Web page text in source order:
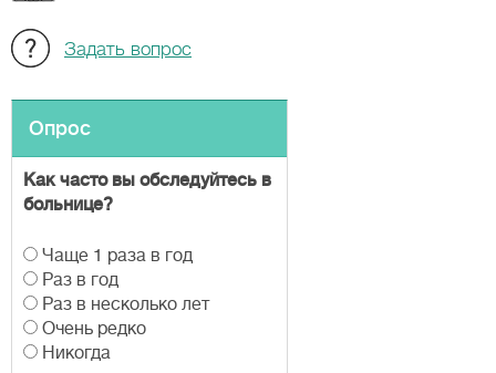
Задать вопрос
Опрос
Как часто вы обследуйтесь в
больнице?
В
а
р
и
а
Чаще 1 раза в год
Раз в год
Раз в несколько лет
Очень редко
Никогда